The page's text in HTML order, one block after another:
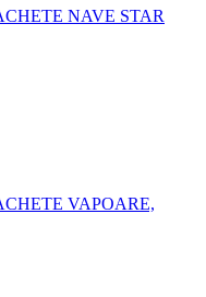
NAVE STAR
VAPOARE,